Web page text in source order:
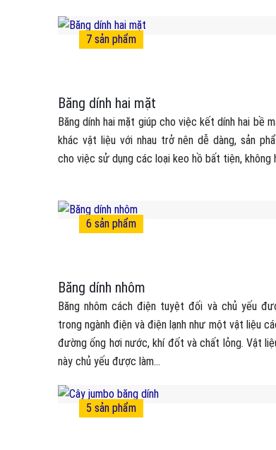
Băng dính hai mặt
7 sản phẩm
Băng dính hai mặt giúp cho việc kết dính hai bề
khác vật liệu với nhau trở nên dễ dàng, sản
cho việc sử dụng các loại keo hồ bất tiện, không
Băng dính nhôm
6 sản phẩm
Băng nhôm cách điện tuyệt đối và chủ yếu
trong ngành điện và điện lạnh như một vật liệu
đường ống hơi nước, khí đốt và chất lỏng. Vật
này chủ yếu được làm...
5 sản phẩm